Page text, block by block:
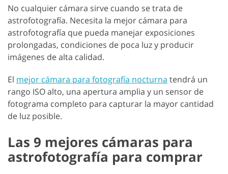
No cualquier cámara sirve cuando se trata de
astrofotografía. Necesita la mejor cámara para
astrofotografía que pueda manejar exposiciones
prolongadas, condiciones de poca luz y producir
imágenes de alta calidad.
El mejor cámara para fotografía nocturna tendrá un
rango ISO alto, una apertura amplia y un sensor de
fotograma completo para capturar la mayor cantidad
de luz posible.
Las 9 mejores cámaras para
astrofotografía para comprar